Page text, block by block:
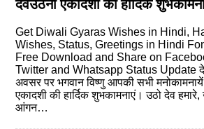
Get Diwali Gyaras Wishes in Hindi,
Wishes, Status, Greetings in Hindi
Free Download and Share on
Twitter and Whatsapp Status Update
अवसर पर भगवान विष्णु आपकी सभी
एकादशी की हार्दिक शुभकामनाएं। उठो देव
आंगन…